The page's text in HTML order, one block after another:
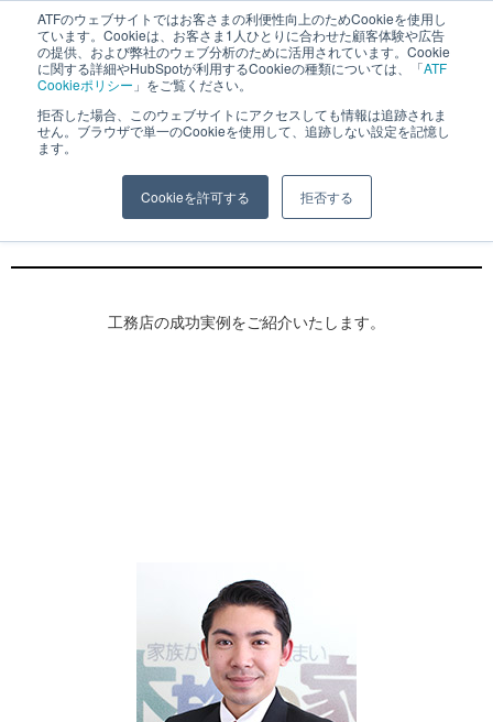
ATFのウェブサイトではお客さまの利便性向上のためCookieを使用し
ています。Cookieは、お客さま1人ひとりに合わせた顧客体験や広告
の提供、および弊社のウェブ分析のために活用されています。Cookie
に関する詳細やHubSpotが利用するCookieの種類については、「ATF
Cookieポリシー 」をご覧ください。
拒否した場合、このウェブサイトにアクセスしても情報は追跡されま
せん。ブラウザで単一のCookieを使用して、追跡しない設定を記憶し
ます。
Cookieを許可する 拒否する
長野県長野市・松本市ウェブ制作事業部 コンサルティングFIRM
「年間１０棟からの拡大」工務店ホームペ
ージ成功実績
工務店の成功実例をご紹介いたします。